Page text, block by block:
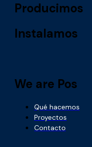
Producimos
Instalamos
We are Pos
Qué hacemos
Proyectos
Contacto